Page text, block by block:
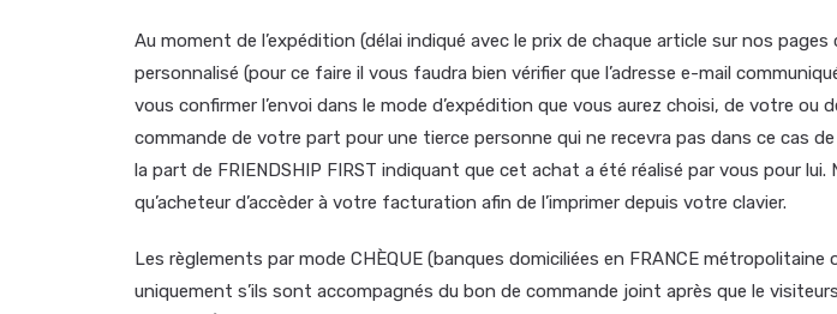
Au moment de l’expédition (délai indiqué avec le prix de chaque article sur nos
personnalisé (pour ce faire il vous faudra bien vérifier que l’adresse e-mail
vous confirmer l’envoi dans le mode d’expédition que vous aurez choisi, de votre
commande de votre part pour une tierce personne qui ne recevra pas dans ce cas
la part de FRIENDSHIP FIRST indiquant que cet achat a été réalisé par vous pour
qu’acheteur d’accèder à votre facturation afin de l’imprimer depuis votre clavier.
Les règlements par mode CHÈQUE (banques domiciliées en FRANCE
uniquement s’ils sont accompagnés du bon de commande joint après que le